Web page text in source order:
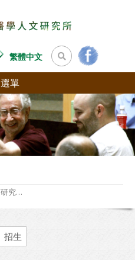
繁體中文
選單
靜宜大學-教育研究所「AI生成與SEL社會情緒學習的對話：建構全人教育的新典範」學術研討會-徵稿資訊
招生